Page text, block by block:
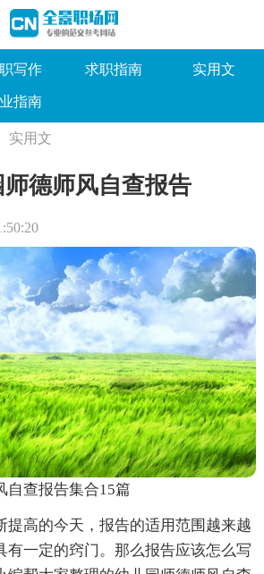
写作 求职指南 实用文
指南
实用文
德师风自查报告
自查报告集合15篇
提高的今天，报告的适用范围越来越
有一定的窍门。那么报告应该怎么写